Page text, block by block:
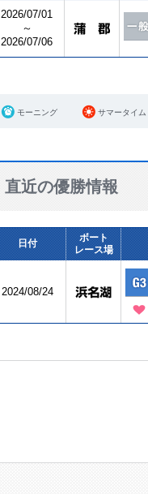
2026/07/01
～
2026/07/06
モーニング サマータイム
直近の優勝情報
日付
ボート
レース場
2024/08/24